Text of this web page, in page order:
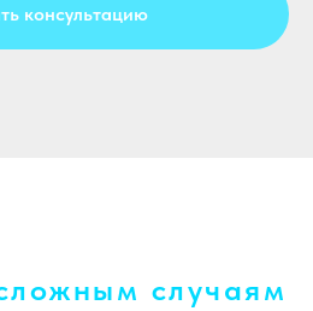
консультацию
случаям